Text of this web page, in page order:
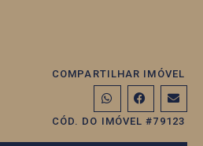
COMPARTILHAR IMÓVEL
CÓD. DO IMÓVEL #79123